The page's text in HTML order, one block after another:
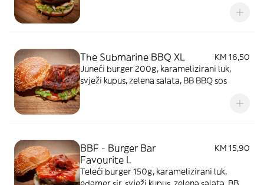
The Submarine BBQ XL
KM 16,50
Juneći burger 200g, karamelizirani luk,
svježi kupus, zelena salata, BB BBQ sos
BBF - Burger Bar
Favourite L
KM 15,90
Teleći burger 150g, karamelizirani luk,